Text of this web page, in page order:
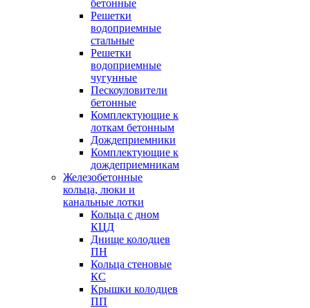
бетонные
Решетки
водоприемные
стальные
Решетки
водоприемные
чугунные
Пескоуловители
бетонные
Комплектующие к
лоткам бетонным
Дождеприемники
Комплектующие к
дождеприемникам
Железобетонные
кольца, люки и
канальные лотки
Кольца с дном
КЦД
Днище колодцев
ПН
Кольца стеновые
КС
Крышки колодцев
ПП